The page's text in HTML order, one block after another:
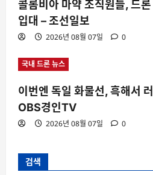
콜롬비아 마약 조직원들, 드
입대 – 조선일보
2026년 08월 07일 0
국내 드론 뉴스
이번엔 독일 화물선, 흑해서
OBS경인TV
2026년 08월 07일 0
검색